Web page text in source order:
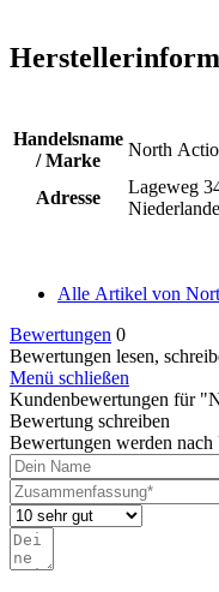
Handelsname
/ Marke
North
Adresse
Lageweg
Alle Artikel von
Bewertungen 0
Bewertungen lesen,
Menü schließen
Kundenbewertungen für
Bewertung schreiben
Bewertungen werden